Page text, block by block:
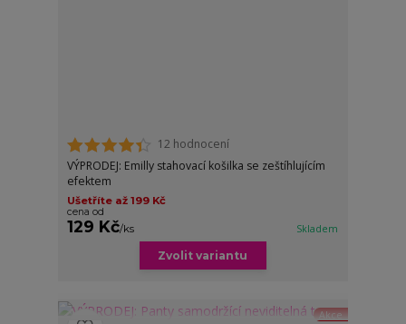
12 hodnocení
VÝPRODEJ: Emilly stahovací košilka se zeštíhlujícím
efektem
Ušetříte až 199 Kč
cena od
129 Kč/ks Skladem
Zvolit variantu
Akce